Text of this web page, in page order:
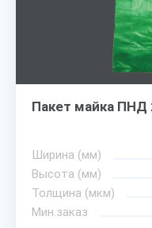
Пакет майка ПНД
Ширина (мм)
Высота (мм)
Толщина (мкм)
Мин.заказ